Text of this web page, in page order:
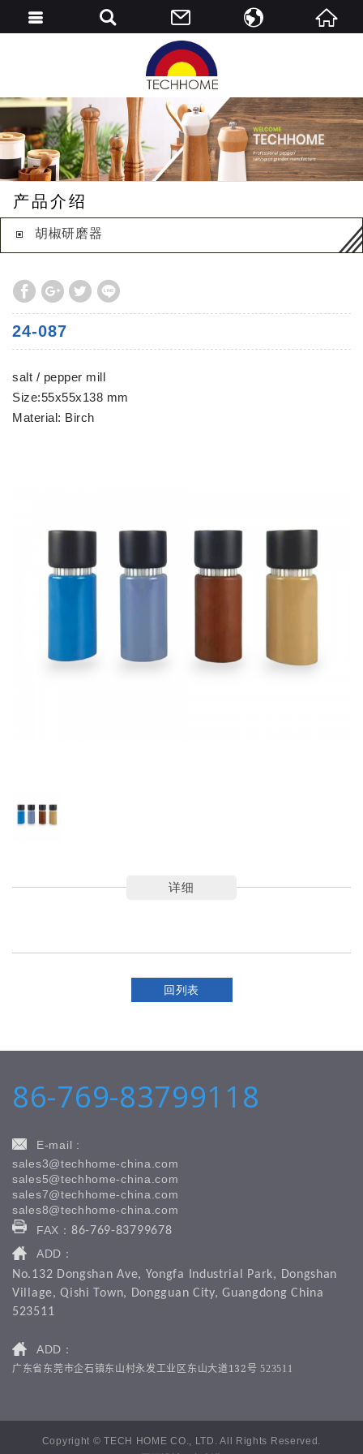
产品介绍
胡椒研磨器
24-087
salt / pepper mill
Size:55x55x138 mm
Material: Birch
详细
回列表
86-769-83799118
E-mail :
sales3@techhome-china.com
sales5@techhome-china.com
sales7@techhome-china.com
sales8@techhome-china.com
FAX： 86-769-83799678
ADD：
No.132 Dongshan Ave, Yongfa Industrial Park, Dongshan
Village, Qishi Town, Dongguan City, Guangdong China
523511
ADD：
广东省东莞市企石镇东山村永发工业区东山大道132号 523511
Copyright © TECH HOME CO., LTD. All Rights Reserved.
English
简中